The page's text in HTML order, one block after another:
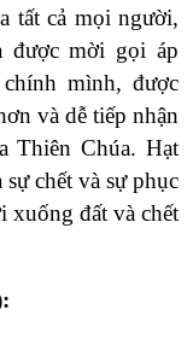
tất cả mọi người,
được mời gọi áp
mình, được
và dễ tiếp nhận
Thiên Chúa. Hạt
chết và sự phục
xuống đất và chết